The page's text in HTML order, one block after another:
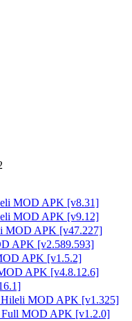
MOD APK [v8.31]
MOD APK [v9.12]
MOD APK [v47.227]
APK [v2.589.593]
APK [v1.5.2]
APK [v4.8.12.6]
Hileli MOD APK [v1.325]
Full MOD APK [v1.2.0]